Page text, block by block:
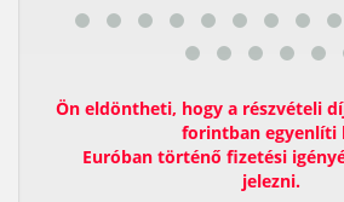
Ön eldöntheti, hogy a részvételi
forintban egyenlíti
Euróban történő fizetési
jelezni.